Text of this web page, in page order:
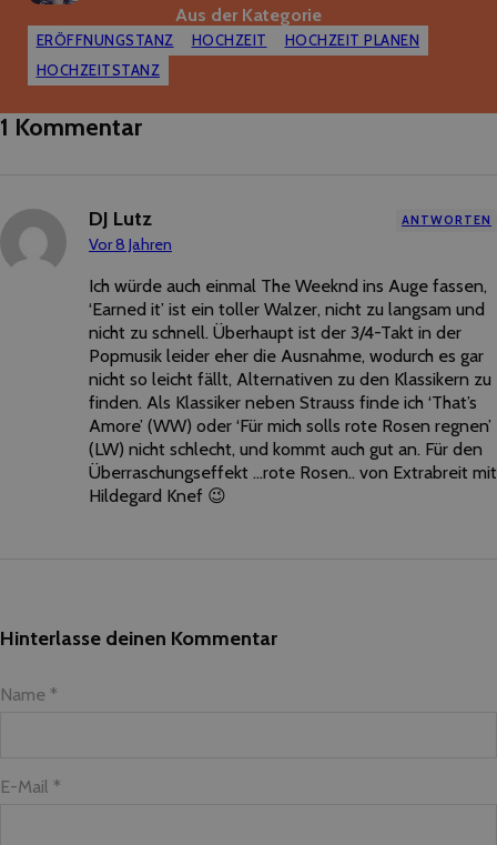
Aus der Kategorie
ERÖFFNUNGSTANZ HOCHZEIT
HOCHZEIT PLANEN
HOCHZEITSTANZ
1 Kommentar
DJ Lutz
Vor 8 Jahren
ANTWORTEN
Ich würde auch einmal The Weeknd ins Auge fassen,
‘Earned it’ ist ein toller Walzer, nicht zu langsam und
nicht zu schnell. Überhaupt ist der 3/4-Takt in der
Popmusik leider eher die Ausnahme, wodurch es gar
nicht so leicht fällt, Alternativen zu den Klassikern zu
finden. Als Klassiker neben Strauss finde ich ‘That’s
Amore’ (WW) oder ‘Für mich solls rote Rosen regnen’
(LW) nicht schlecht, und kommt auch gut an. Für den
Überraschungseffekt …rote Rosen.. von Extrabreit mit
Hildegard Knef 😉
Hinterlasse deinen Kommentar
Name *
E-Mail *